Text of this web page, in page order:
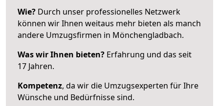
Wie? Durch unser professionelles Netzwerk
können wir Ihnen weitaus mehr bieten als manch
andere Umzugsfirmen in Mönchengladbach.
Was wir Ihnen bieten? Erfahrung und das seit
17 Jahren.
Kompetenz, da wir die Umzugsexperten für Ihre
Wünsche und Bedürfnisse sind.